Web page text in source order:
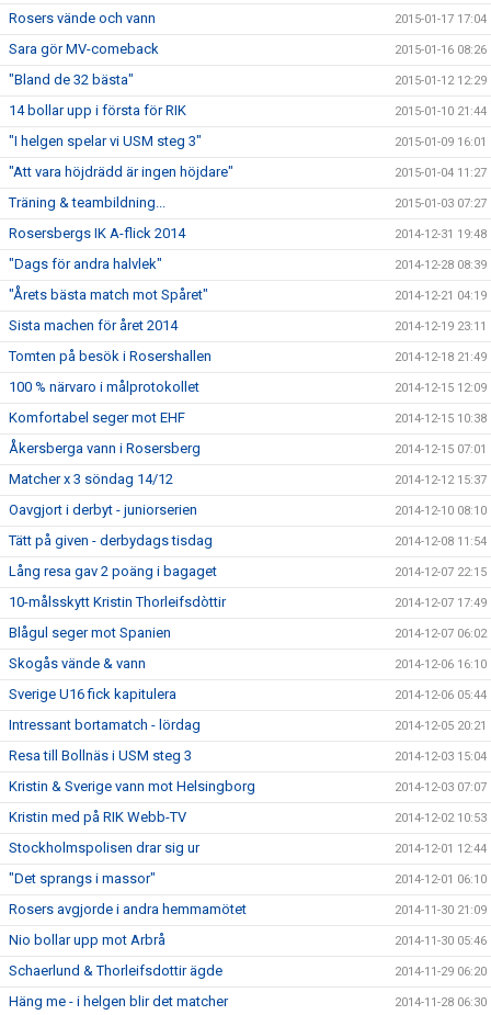
Rosers vände och vann 2015-01-17 17:04
Sara gör MV-comeback 2015-01-16 08:26
"Bland de 32 bästa" 2015-01-12 12:29
14 bollar upp i första för RIK 2015-01-10 21:44
"I helgen spelar vi USM steg 3" 2015-01-09 16:01
"Att vara höjdrädd är ingen höjdare" 2015-01-04 11:27
Träning & teambildning... 2015-01-03 07:27
Rosersbergs IK A-flick 2014 2014-12-31 19:48
"Dags för andra halvlek" 2014-12-28 08:39
"Årets bästa match mot Spåret" 2014-12-21 04:19
Sista machen för året 2014 2014-12-19 23:11
Tomten på besök i Rosershallen 2014-12-18 21:49
100 % närvaro i målprotokollet 2014-12-15 12:09
Komfortabel seger mot EHF 2014-12-15 10:38
Åkersberga vann i Rosersberg 2014-12-15 07:01
Matcher x 3 söndag 14/12 2014-12-12 15:37
Oavgjort i derbyt - juniorserien 2014-12-10 08:10
Tätt på given - derbydags tisdag 2014-12-08 11:54
Lång resa gav 2 poäng i bagaget 2014-12-07 22:15
10-målsskytt Kristin Thorleifsdòttir 2014-12-07 17:49
Blågul seger mot Spanien 2014-12-07 06:02
Skogås vände & vann 2014-12-06 16:10
Sverige U16 fick kapitulera 2014-12-06 05:44
Intressant bortamatch - lördag 2014-12-05 20:21
Resa till Bollnäs i USM steg 3 2014-12-03 15:04
Kristin & Sverige vann mot Helsingborg 2014-12-03 07:07
Kristin med på RIK Webb-TV 2014-12-02 10:53
Stockholmspolisen drar sig ur 2014-12-01 12:44
"Det sprangs i massor" 2014-12-01 06:10
Rosers avgjorde i andra hemmamötet 2014-11-30 21:09
Nio bollar upp mot Arbrå 2014-11-30 05:46
Schaerlund & Thorleifsdottir ägde 2014-11-29 06:20
Häng me - i helgen blir det matcher 2014-11-28 06:30